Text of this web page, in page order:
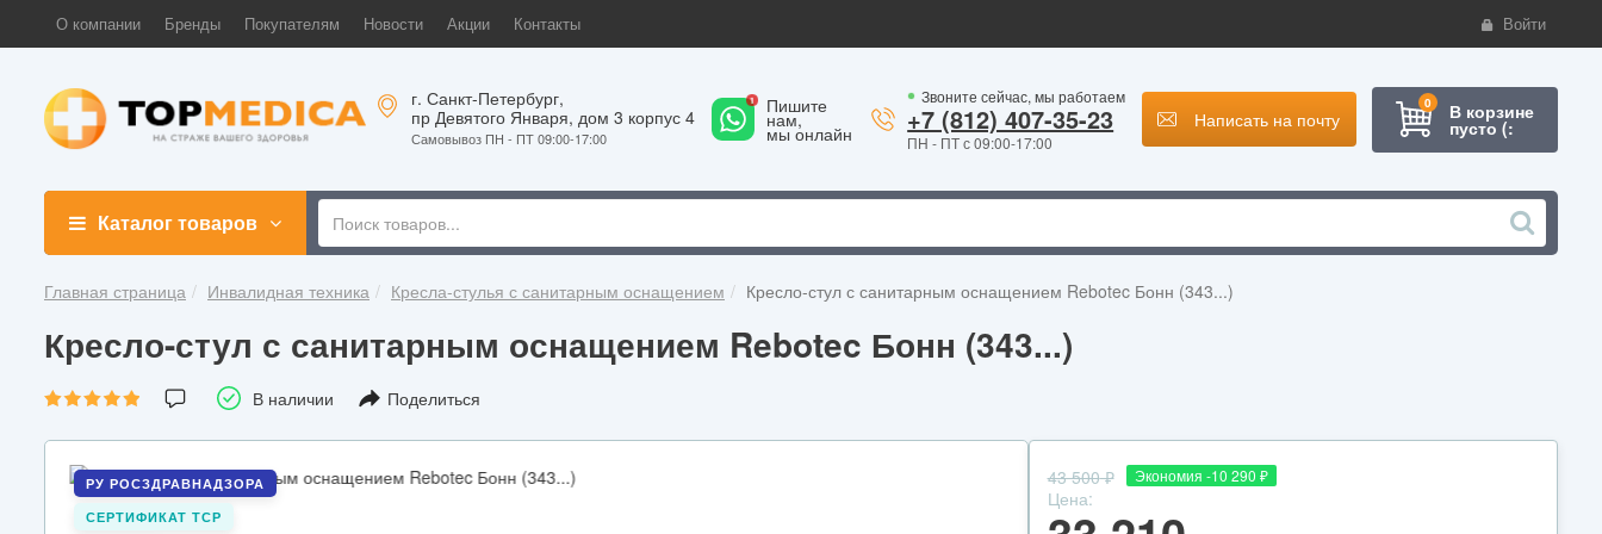
О компании Бренды Покупателям Новости Акции Контакты Войти
г. Санкт-Петербург,
пр Девятого Января, дом 3 корпус 4
Самовывоз ПН - ПТ 09:00-17:00
1 Пишите
нам,
мы онлайн
Звоните сейчас, мы работаем
+7 (812) 407-35-23
ПН - ПТ с 09:00-17:00
Написать на почту
0 В корзине
пусто (:
Каталог товаров
Главная страница Инвалидная техника Кресла-стулья с санитарным оснащением Кресло-стул с санитарным оснащением Rebotec Бонн (343...)
Кресло-стул с санитарным оснащением Rebotec Бонн (343...)
В наличии Поделиться
РУ РОСЗДРАВНАДЗОРА
СЕРТИФИКАТ ТСР
43 500₽ Экономия -10 290 ₽
Цена: